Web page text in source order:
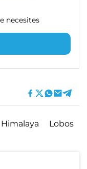
necesites
Himalaya Lobos